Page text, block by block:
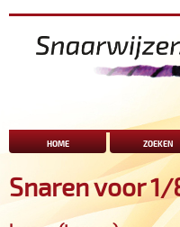
home zoeken
Snaren voor